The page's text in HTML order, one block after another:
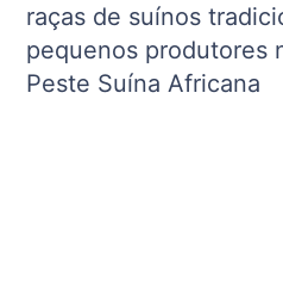
raças de suínos
pequenos produtores
Peste Suína Africana